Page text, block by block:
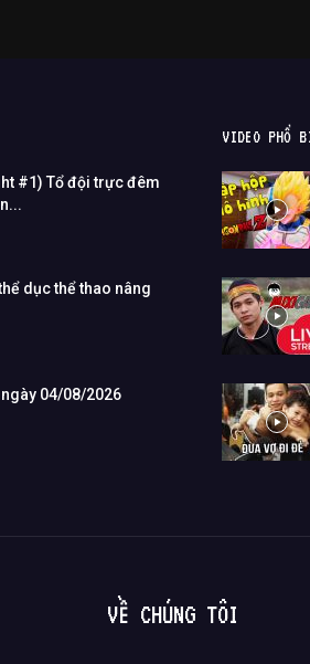
#1) Tổ đội trực đêm
dục thể thao nâng
04/08/2026
VIDEO PHỔ
VỀ CHÚNG TÔI